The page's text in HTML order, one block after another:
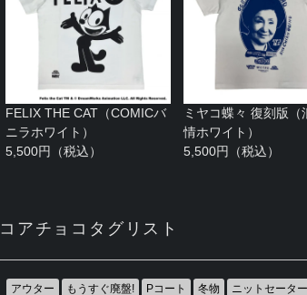
FELIX THE CAT（COMICバ
ニラホワイト）
5,500円（税込）
ミヤコ蝶々 復刻版（
情ホワイト）
5,500円（税込）
コアチョコタグリスト
アウター もうすぐ廃盤! Pコート 冬物 ニットセーター